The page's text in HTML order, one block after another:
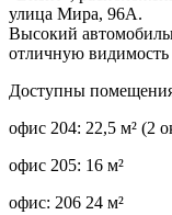
улица Мира, 96А.
Высокий
отличную
Доступны
офис 204: 22,5 м² (2
офис 205: 16 м²
офис: 206 24 м²